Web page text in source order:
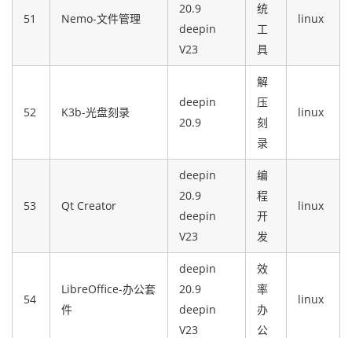
51 Nemo-文件管理
20.9
deepin
V23
统
工
具
linux
52 K3b-光盘刻录
deepin
20.9
解
压
刻
录
linux
53 Qt Creator
deepin
20.9
deepin
V23
编
程
开
发
linux
54
LibreOffice-办公套
件
deepin
20.9
deepin
V23
效
率
办
公
linux